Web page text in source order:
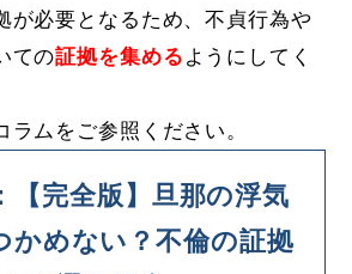
が必要となるため、不貞行為や
ての証拠を集める ようにしてく
ラムをご参照ください。
【完全版】旦那の浮気
かめない？不倫の証拠